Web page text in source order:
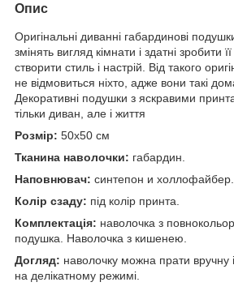
Опис
Оригінальні диванні габардинові
змінять вигляд кімнати і здатні зробити
створити стиль і настрій. Від такого
не відмовиться ніхто, адже вони такі
Декоративні подушки з яскравими
тільки диван, але і життя
Розмір: 50x50 см
Тканина наволочки: габардин.
Наповнювач: синтепон и холлофайбер.
Колір сзаду: під колір принта.
Комплектація: наволочка з
подушка. Наволочка з кишенею.
Догляд: наволочку можна прати вручну
на делікатному режимі.